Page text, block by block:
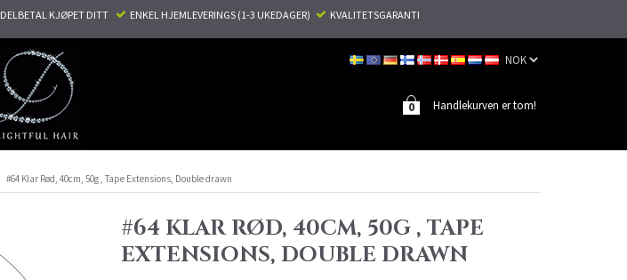
DELBETAL KJØPET DITT ​ ENKEL HJEMLEVERINGS (1-3 UKEDAGER) KVALITETSGARANTI
Handlekurven er tom!
0
#64 Klar Rød, 40cm, 50g , Tape Extensions, Double drawn
#64 KLAR RØD, 40CM, 50G , TAPE
EXTENSIONS, DOUBLE DRAWN